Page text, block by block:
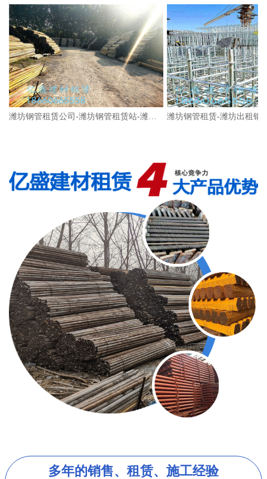
多年的销售、租赁、施工经验